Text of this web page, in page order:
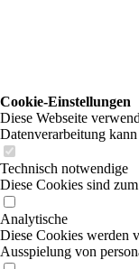
Cookie-Einstellungen
Diese Webseite
Datenverarbeitung
Technisch notwendige
Diese Cookies sind
Analytische
Diese Cookies werden
Ausspielung von